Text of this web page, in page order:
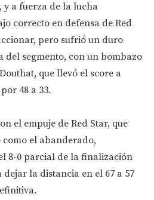
y a fuerza de la lucha
correcto en defensa de Red
pero sufrió un duro
del segmento, con un bombazo
que llevó el score a
48 a 33.
el empuje de Red Star, que
el abanderado,
8-0 parcial de la finalización
dejar la distancia en el 67 a 57